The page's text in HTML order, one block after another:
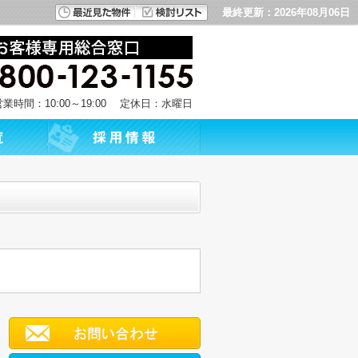
最終更新：2026年08月06日
業時間：10:00～19:00 定休日：水曜日